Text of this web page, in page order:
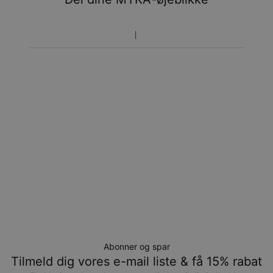
Vær opmærksom på at tidsperioden nævnt ovenfor er
Abonner og spar
Tilmeld dig vores e-mail liste & få 15% rabat